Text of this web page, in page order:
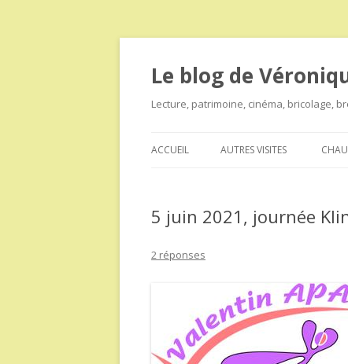
Le blog de
Lecture, patrimoine, cinéma, bricolage,
ACCUEIL AUTRES VISITES
5 juin 2021, journée
2 réponses